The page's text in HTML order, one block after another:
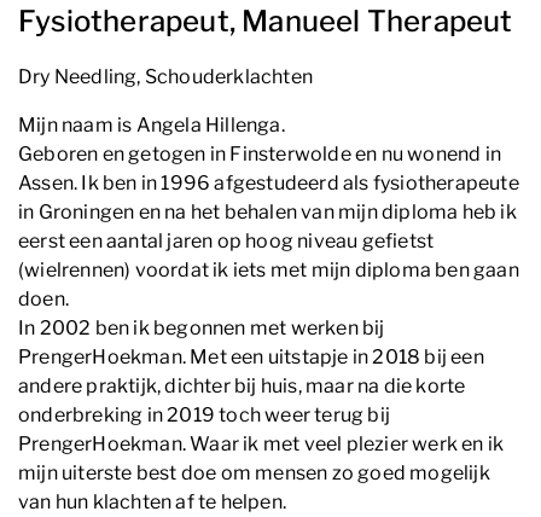
Blog_field_Functie
Fysiotherapeut, Manueel Therapeut
Blog_field_Specialisaties
Dry Needling, Schouderklachten
Mijn naam is Angela Hillenga.
Geboren en getogen in Finsterwolde en nu wonend in
Assen. Ik ben in 1996 afgestudeerd als fysiotherapeute
in Groningen en na het behalen van mijn diploma heb ik
eerst een aantal jaren op hoog niveau gefietst
(wielrennen) voordat ik iets met mijn diploma ben gaan
doen.
In 2002 ben ik begonnen met werken bij
PrengerHoekman. Met een uitstapje in 2018 bij een
andere praktijk, dichter bij huis, maar na die korte
onderbreking in 2019 toch weer terug bij
PrengerHoekman. Waar ik met veel plezier werk en ik
mijn uiterste best doe om mensen zo goed mogelijk
van hun klachten af te helpen.